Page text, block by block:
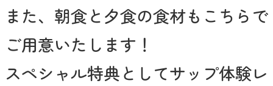
また、朝食と夕食の食材もこちらで
ご用意いたします！
スペシャル特典としてサップ体験レ